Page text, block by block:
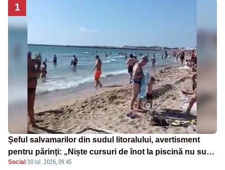
1
Șeful salvamarilor din sudul litoralului, avertisment
pentru părinți: „Niște cursuri de înot la piscină nu sunt
suficiente”
Social·30 iul. 2026, 09:45